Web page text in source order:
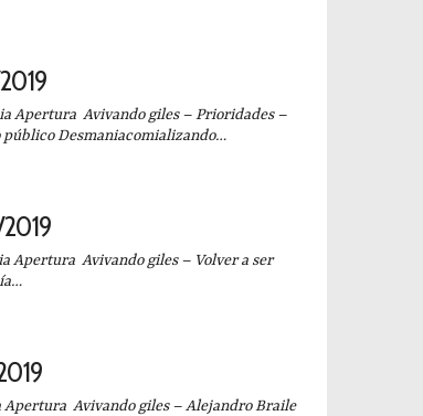
Apertura Avivando giles – Prioridades –
Desmaniacomializando…
Apertura Avivando giles – Volver a ser
Apertura Avivando giles – Alejandro Braile